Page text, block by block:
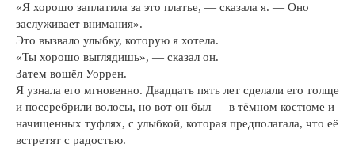
«Я хорошо заплатила за это платье, — сказала я. — Оно
заслуживает внимания».
Это вызвало улыбку, которую я хотела.
«Ты хорошо выглядишь», — сказал он.
Затем вошёл Уоррен.
Я узнала его мгновенно. Двадцать пять лет сделали его толще
и посеребрили волосы, но вот он был — в тёмном костюме и
начищенных туфлях, с улыбкой, которая предполагала, что её
встретят с радостью.